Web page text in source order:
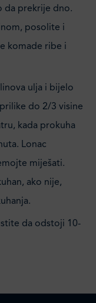
da prekrije dno.
posolite i
komade ribe i
ulja i bijelo
do 2/3 visine
kada prokuha
Lonac
miješati.
ako nije,
da odstoji 10-